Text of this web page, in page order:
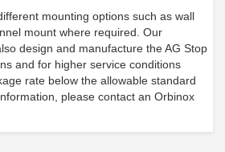
mounting options such as wall
mount where required. Our
design and manufacture the AG Stop
and for higher service conditions
rate below the allowable standard
please contact an Orbinox